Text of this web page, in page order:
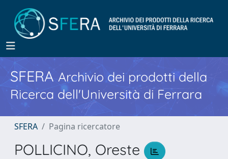
SFERA Archivio dei prodotti della
Ricerca dell'Università di Ferrara
SFERA Pagina ricercatore
POLLICINO, Oreste